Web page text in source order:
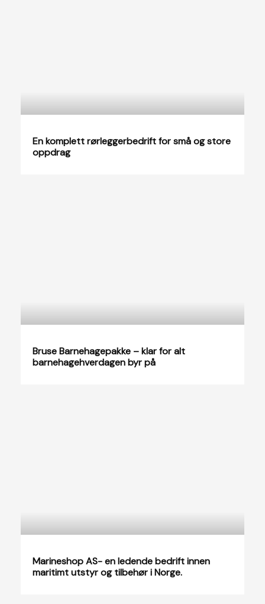
En komplett rørleggerbedrift for små og store
oppdrag
Bruse Barnehagepakke – klar for alt
barnehagehverdagen byr på
Marineshop AS- en ledende bedrift innen
maritimt utstyr og tilbehør i Norge.